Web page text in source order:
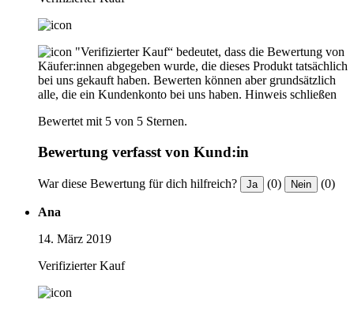
"Verifizierter Kauf“ bedeutet, dass die Bewertung von
Käufer:innen abgegeben wurde, die dieses Produkt tatsächlich
bei uns gekauft haben. Bewerten können aber grundsätzlich
alle, die ein Kundenkonto bei uns haben. Hinweis schließen
Bewertet mit 5 von 5 Sternen.
Bewertung verfasst von Kund:in
War diese Bewertung für dich hilfreich? Ja (0) Nein (0)
Ana
14. März 2019
Verifizierter Kauf